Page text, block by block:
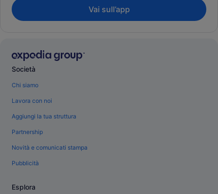
Vai sull’app
Società
Chi siamo
Lavora con noi
Aggiungi la tua struttura
Partnership
Novità e comunicati stampa
Pubblicità
Esplora